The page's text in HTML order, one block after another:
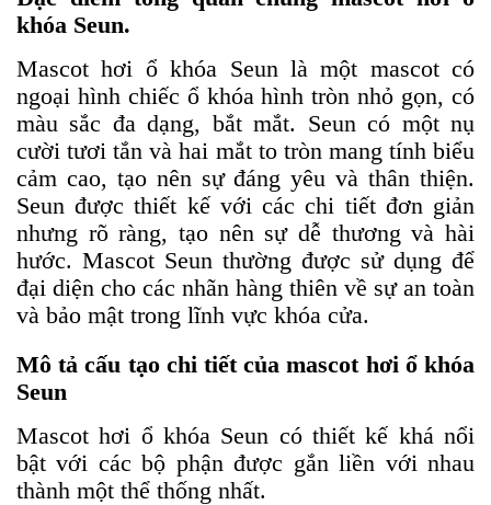
khóa Seun.
Mascot hơi ổ khóa Seun là một mascot có
ngoại hình chiếc ổ khóa hình tròn nhỏ gọn, có
màu sắc đa dạng, bắt mắt. Seun có một nụ
cười tươi tắn và hai mắt to tròn mang tính biểu
cảm cao, tạo nên sự đáng yêu và thân thiện.
Seun được thiết kế với các chi tiết đơn giản
nhưng rõ ràng, tạo nên sự dễ thương và hài
hước. Mascot Seun thường được sử dụng để
đại diện cho các nhãn hàng thiên về sự an toàn
và bảo mật trong lĩnh vực khóa cửa.
Mô tả cấu tạo chi tiết của mascot hơi ổ khóa
Seun
Mascot hơi ổ khóa Seun có thiết kế khá nổi
bật với các bộ phận được gắn liền với nhau
thành một thể thống nhất.